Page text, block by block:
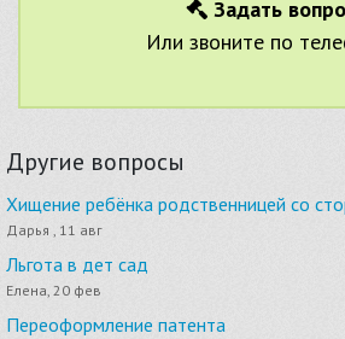
Задать
Или звоните по
Другие вопросы
Хищение ребёнка родственницей со
Дарья , 11 авг
Льгота в дет сад
Елена, 20 фев
Переоформление патента